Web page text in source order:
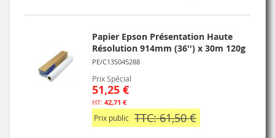
Papier Epson Présentation Haute
Résolution 914mm (36'') x 30m 120g
PE/C13S045288
Prix Spécial
51,25 €
42,71 €
Prix public TTC: 61,50 €